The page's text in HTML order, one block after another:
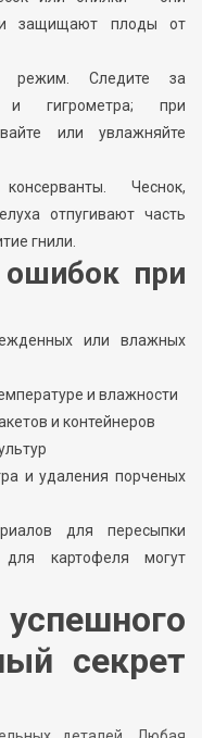
защищают плоды от
режим. Следите за
и гигрометра; при
или увлажняйте
Чеснок,
отпугивают часть
гнили.
при
или влажных
и влажности
и контейнеров
и удаления порченых
для пересыпки
картофеля могут
секрет